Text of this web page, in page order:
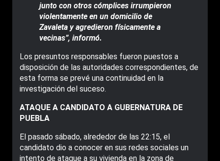
junto con otros cómplices irrumpieron
violentamente en un domicilio de
Zavaleta y agredieron físicamente a
vecinas”, informó.
Los presuntos responsables fueron puestos a
disposición de las autoridades correspondientes, de
esta forma se prevé una continuidad en la
investigación del suceso.
ATAQUE A CANDIDATO A GUBERNATURA DE
PUEBLA
El pasado sábado, alrededor de las 22:15, el
candidato dio a conocer en sus redes sociales un
intento de ataque a su vivienda en la zona de